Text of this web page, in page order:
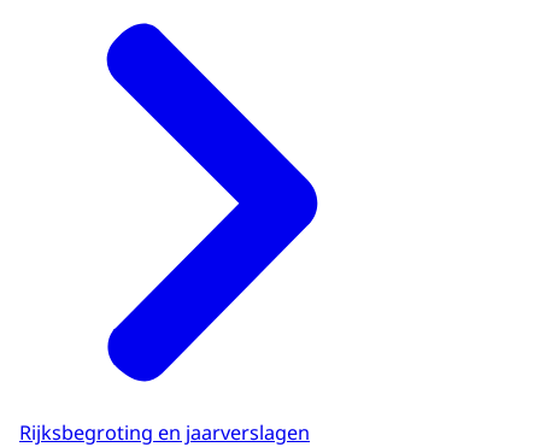
Rijksbegroting en jaarverslagen